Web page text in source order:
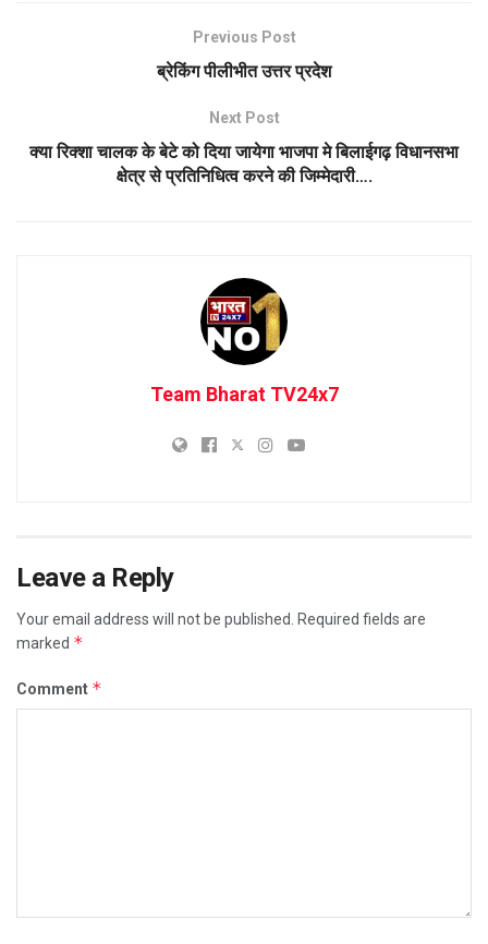
Previous Post
ब्रेकिंग पीलीभीत उत्तर प्रदेश
Next Post
क्या रिक्शा चालक के बेटे को दिया जायेगा भाजपा मे बिलाईगढ़ विधानसभा
क्षेत्र से प्रतिनिधित्व करने की जिम्मेदारी….
Team Bharat TV24x7
Leave a Reply
Your email address will not be published. Required fields are
marked *
Comment *